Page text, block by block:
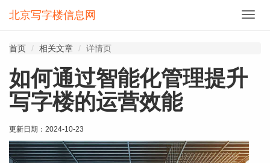
切
北京写字楼信息网
首页 相关文章 详情页
如何通过智能化管理提升
写字楼的运营效能
更新日期： 2024-10-23